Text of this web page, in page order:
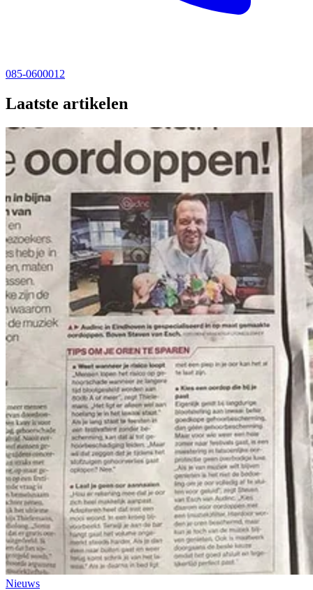
085-0600012
Laatste artikelen
Nieuws